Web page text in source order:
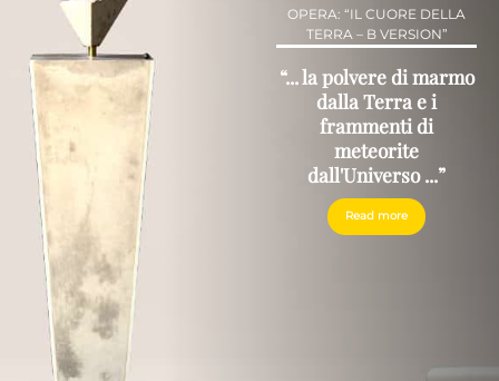
OPERA: “IL CUORE DELLA
TERRA – B VERSION”
“... la polvere di marmo
dalla Terra e i
frammenti di
meteorite
dall'Universo ...”
Read more